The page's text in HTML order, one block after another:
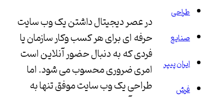
طراحی
صنایع
ایران پیپر
فرش
در عصر دیجیتال داشتن یک وب سایت
حرفه ای برای هر کسب وکار سازمان یا
فردی که به دنبال حضور آنلاین است
امری ضروری محسوب می شود. اما
طراحی یک وب سایت موفق تنها به